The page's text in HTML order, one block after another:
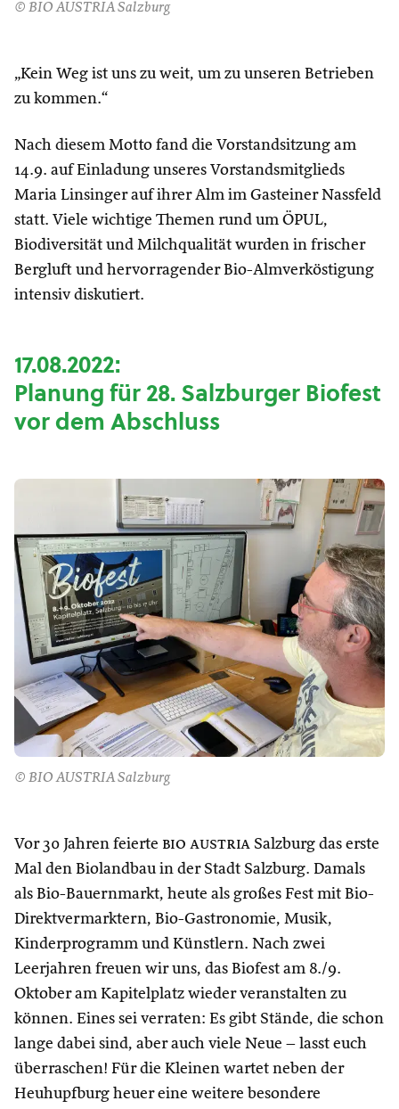
© BIO AUSTRIA Salzburg
„Kein Weg ist uns zu weit, um zu unseren Betrieben
zu kommen.“
Nach diesem Motto fand die Vorstandsitzung am
14.9. auf Einladung unseres Vorstandsmitglieds
Maria Linsinger auf ihrer Alm im Gasteiner Nassfeld
statt. Viele wichtige Themen rund um ÖPUL,
Biodiversität und Milchqualität wurden in frischer
Bergluft und hervorragender Bio-Almverköstigung
intensiv diskutiert.
17.08.2022:
Planung für 28. Salzburger Biofest
vor dem Abschluss
© BIO AUSTRIA Salzburg
Vor 30 Jahren feierte bio austria Salzburg das erste
Mal den Biolandbau in der Stadt Salzburg. Damals
als Bio-Bauernmarkt, heute als großes Fest mit Bio-
Direktvermarktern, Bio-Gastronomie, Musik,
Kinderprogramm und Künstlern. Nach zwei
Leerjahren freuen wir uns, das Biofest am 8./9.
Oktober am Kapitelplatz wieder veranstalten zu
können. Eines sei verraten: Es gibt Stände, die schon
lange dabei sind, aber auch viele Neue – lasst euch
überraschen! Für die Kleinen wartet neben der
Heuhupfburg heuer eine weitere besondere